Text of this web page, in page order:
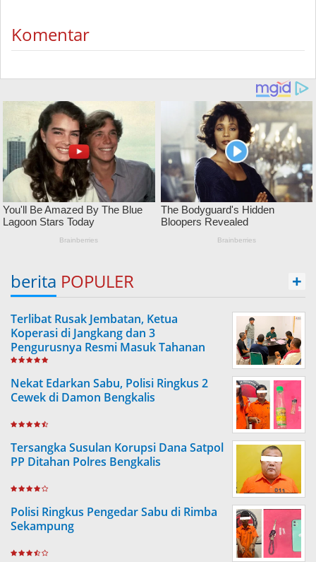
Komentar
berita POPULER +
Terlibat Rusak Jembatan, Ketua
Koperasi di Jangkang dan 3
Pengurusnya Resmi Masuk Tahanan
Jaksa
Nekat Edarkan Sabu, Polisi Ringkus 2
Cewek di Damon Bengkalis
Tersangka Susulan Korupsi Dana Satpol
PP Ditahan Polres Bengkalis
Polisi Ringkus Pengedar Sabu di Rimba
Sekampung